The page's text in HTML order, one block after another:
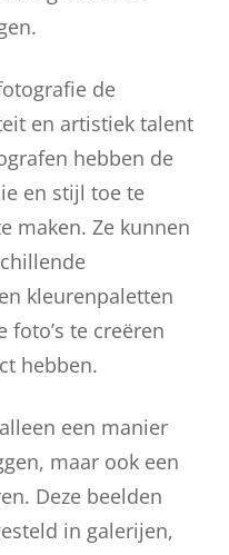
de
en artistiek talent
hebben de
en stijl toe te
maken. Ze kunnen
kleurenpaletten
foto’s te creëren
hebben.
een manier
maar ook een
Deze beelden
in galerijen,